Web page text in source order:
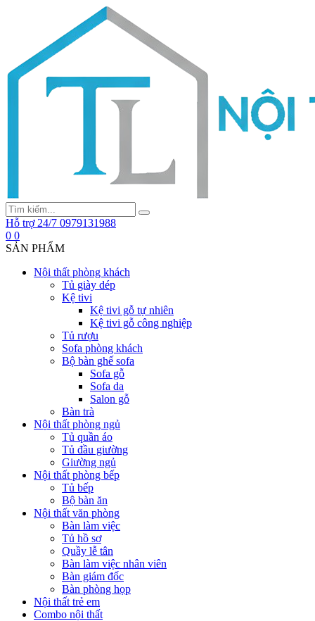
Hỗ trợ 24/7 0979131988
0 0
SẢN PHẨM
Nội thất phòng khách
Tủ giày dép
Kệ tivi
Kệ tivi gỗ tự nhiên
Kệ tivi gỗ công nghiệp
Tủ rượu
Sofa phòng khách
Bộ bàn ghế sofa
Sofa gỗ
Sofa da
Salon gỗ
Bàn trà
Nội thất phòng ngủ
Tủ quần áo
Tủ đầu giường
Giường ngủ
Nội thất phòng bếp
Tủ bếp
Bộ bàn ăn
Nội thất văn phòng
Bàn làm việc
Tủ hồ sơ
Quầy lễ tân
Bàn làm việc nhân viên
Bàn giám đốc
Bàn phòng họp
Nội thất trẻ em
Combo nội thất